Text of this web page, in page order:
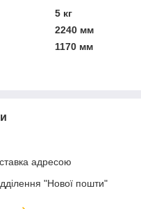
5 кг
2240 мм
1170 мм
адресою
"Нової пошти"